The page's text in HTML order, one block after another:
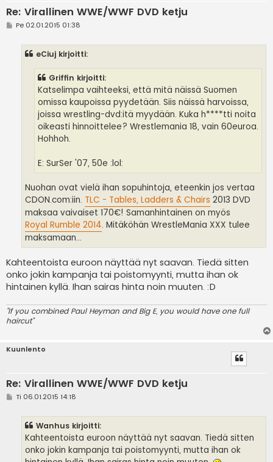
Re: Virallinen WWE/WWF DVD ketju
VPe 02.01.2015 01:38
eCiuj kirjoitti:
Griffin kirjoitti:
Katselimpa vaihteeksi, että mitä näissä Suomen
omissa kaupoissa pyydetään. Siis näissä harvoissa,
joissa wrestling-dvd:itä myydään. Kuka h****tti noita
oikeasti hinnoittelee? Wrestlemania 18, vain 60euroa.
Hohhoh.
E: SurSer '07, 50e :lol:
Nuohan ovat vielä ihan sopuhintoja, eteenkin jos vertaa
CDON.com:iin. TLC - Tables, Ladders & Chairs 2013 DVD
maksaa vaivaiset 170€! Samanhintainen on myös
Royal Rumble 2014. Mitäköhän WrestleMania XXX tulee
maksamaan...
Kahteentoista euroon näyttää nyt saavan. Tiedä sitten
onko jokin kampanja tai poistomyynti, mutta ihan ok
hintainen kyllä. Ihan sairas hinta noin muuten. :D
"If you combined Paul Heyman and Big E, you would have one full
haircut"
Kuunlento
Re: Virallinen WWE/WWF DVD ketju
VTi 06.01.2015 14:18
Wanhus kirjoitti:
Kahteentoista euroon näyttää nyt saavan. Tiedä sitten
onko jokin kampanja tai poistomyynti, mutta ihan ok